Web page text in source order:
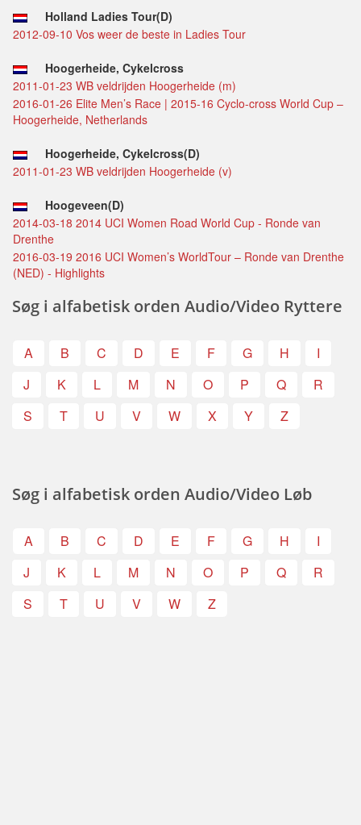
Holland Ladies Tour(D)
2012-09-10 Vos weer de beste in Ladies Tour
Hoogerheide, Cykelcross
2011-01-23 WB veldrijden Hoogerheide (m)
2016-01-26 Elite Men’s Race | 2015-16 Cyclo-cross World Cup –
Hoogerheide, Netherlands
Hoogerheide, Cykelcross(D)
2011-01-23 WB veldrijden Hoogerheide (v)
Hoogeveen(D)
2014-03-18 2014 UCI Women Road World Cup - Ronde van
Drenthe
2016-03-19 2016 UCI Women’s WorldTour – Ronde van Drenthe
(NED) - Highlights
Søg i alfabetisk orden Audio/Video Ryttere
A B C D E F G H
I
J
K L M N O P Q
R
S
T U V W X Y Z
Søg i alfabetisk orden Audio/Video Løb
A B C D E F G H
I
J
K L M N O P Q
R
S
T U V W Z